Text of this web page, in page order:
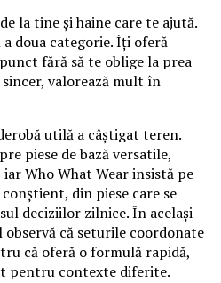
la tine și haine care te ajută.
doua categorie. Îți oferă
fără să te oblige la prea
valorează mult în
utilă a câștigat teren.
piese de bază versatile,
Who What Wear insistă pe
din piese care se
deciziilor zilnice. În același
că seturile coordonate
că oferă o formulă rapidă,
pentru contexte diferite.